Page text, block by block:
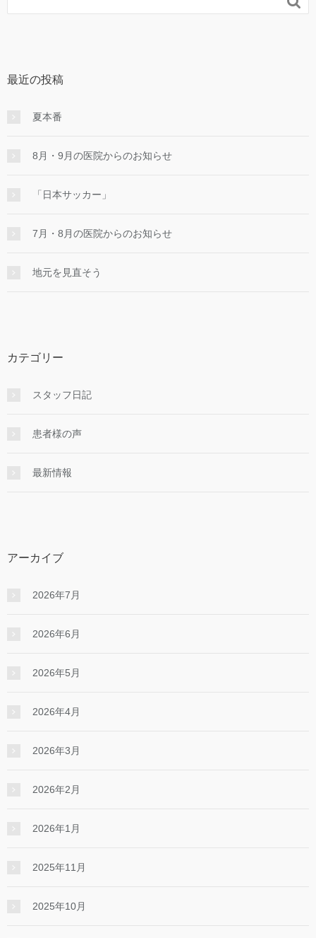
最近の投稿
夏本番
8月・9月の医院からのお知らせ
「日本サッカー」
7月・8月の医院からのお知らせ
地元を見直そう
カテゴリー
スタッフ日記
患者様の声
最新情報
アーカイブ
2026年7月
2026年6月
2026年5月
2026年4月
2026年3月
2026年2月
2026年1月
2025年11月
2025年10月